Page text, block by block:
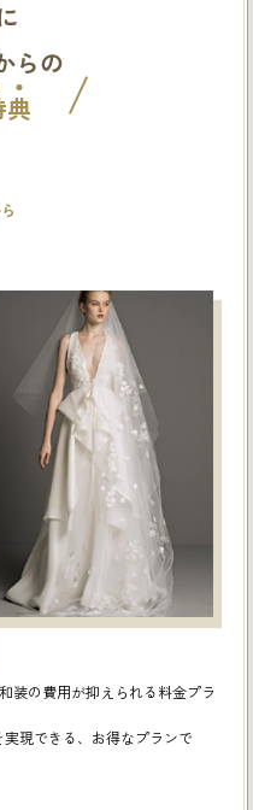
らの
典
装の費用が抑えられる料金プラ
現できる、お得なプランで